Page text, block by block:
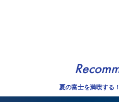
夏の富士を満喫する